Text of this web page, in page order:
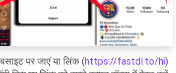
पर जाएं या लिंक (https://fastdl.to/hi)